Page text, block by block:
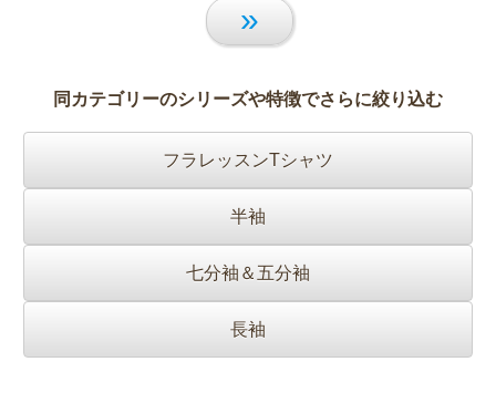
»
同カテゴリーのシリーズや特徴でさらに絞り込む
フラレッスンTシャツ
半袖
七分袖＆五分袖
長袖